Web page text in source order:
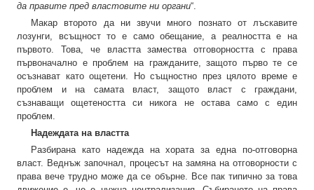
да правите пред властовите ни органи“.
Макар второто да ни звучи много познато от лъскавите
лозунги, всъщност то е само обещание, а реалността е на
първото. Това, че властта замества отговорността с права
първоначално е проблем на гражданите, защото първо те се
осъзнават като ощетени. Но същностно през цялото време е
проблем и на самата власт, защото власт с граждани,
съзнаващи ощетеността си никога не остава само с един
проблем.
Надеждата на властта
Разбирана като надежда на хората за една по-отговорна
власт. Веднъж започнал, процесът на замяна на отговорности с
права вече трудно може да се обърне. Все пак типично за това